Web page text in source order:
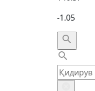
-1.05